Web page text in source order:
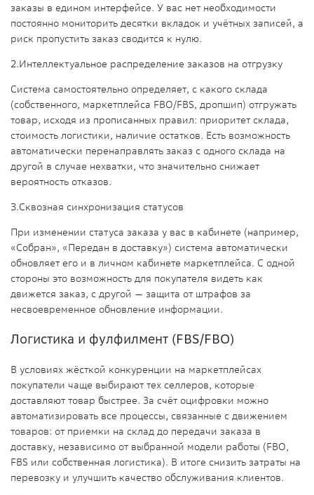
заказы в едином интерфейсе. У вас нет необходимости
постоянно мониторить десятки вкладок и учётных записей, а
риск пропустить заказ сводится к нулю.
2.Интеллектуальное распределение заказов на отгрузку
Система самостоятельно определяет, с какого склада
(собственного, маркетплейса FBO/FBS, дропшип) отгружать
товар, исходя из прописанных правил: приоритет склада,
стоимость логистики, наличие остатков. Есть возможность
автоматически перенаправлять заказ с одного склада на
другой в случае нехватки, что значительно снижает
вероятность отказов.
3.Сквозная синхронизация статусов
При изменении статуса заказа у вас в кабинете (например,
«Собран», «Передан в доставку») система автоматически
обновляет его и в личном кабинете маркетплейса. С одной
стороны это возможность для покупателя видеть как
движется заказ, с другой — защита от штрафов за
несвоевременное обновление информации.
Логистика и фулфилмент (FBS/FBO)
В условиях жёсткой конкуренции на маркетплейсах
покупатели чаще выбирают тех селлеров, которые
доставляют товар быстрее. За счёт оцифровки можно
автоматизировать все процессы, связанные с движением
товаров: от приемки на склад до передачи заказа в
доставку, независимо от выбранной модели работы (FBO,
FBS или собственная логистика). В итоге снизить затраты на
перевозку и улучшить качество обслуживания клиентов.